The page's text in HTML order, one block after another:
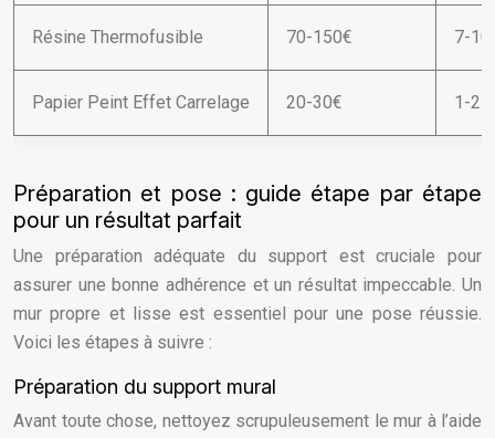
Résine Thermofusible 70-150€ 7-
Papier Peint Effet Carrelage 20-30€ 1-2
Préparation et pose : guide étape par étape
pour un résultat parfait
Une préparation adéquate du support est cruciale pour
assurer une bonne adhérence et un résultat impeccable. Un
mur propre et lisse est essentiel pour une pose réussie.
Voici les étapes à suivre :
Préparation du support mural
Avant toute chose, nettoyez scrupuleusement le mur à l’aide